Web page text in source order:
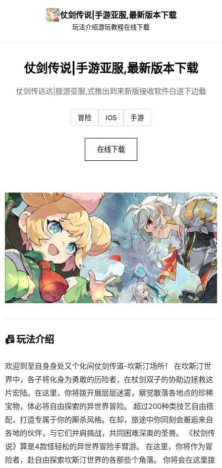
仗剑传说|手游亚服,最新版本下载
玩法介绍游玩教程在线下载
仗剑传说|手游亚服,最新版本下载
仗剑传达达|肢游亚服,式推出到来新版接收软件白送下边载
冒险 IOS 手游
在线下载
📠 玩法介绍
欢迎到至自身身处又个化间仗剑传道-坎斯汀场所！ 在坎斯汀世
界中，各子将化身为勇敢的历险者，在杖剑双子的协助边拯救这
片宏陆。在这里，你将拨开展层层迷雾，察觉散落各地点的珍稀
宝物，体必将自由探索的异世界冒险。 超过200种类技艺自由搭
配，打造专属于你的厮杀风格。在却，旅途中你同刻会邂逅来自
各地的伙伴，与它们并肩搞战，共同困难深奥的圣兽。 《杖剑传
说》算是4款怪轻松的异世界冒险手臂游。 在这里，你将作为冒
险者，赴自由探索坎斯汀世界的各那些个角落。 你将会在这里拨